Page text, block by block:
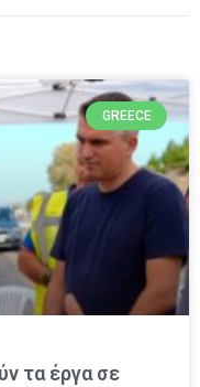
GREECE
τα έργα σε